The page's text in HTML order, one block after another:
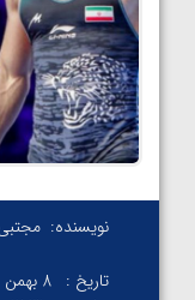
نویسنده:
تاریخ : 8 بهمن 1399